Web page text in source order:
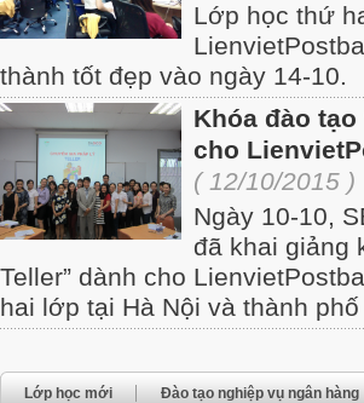
Lớp học thứ
thành tốt đẹp vào ngày 14-10.
Khóa đào
cho
( 12/10/2015 )
Ngày 10-10,
đã khai giảng
Teller” dành cho
hai lớp tại Hà Nội và thành
Lớp học mới Đào tạo nghiệp vụ ngân hàng